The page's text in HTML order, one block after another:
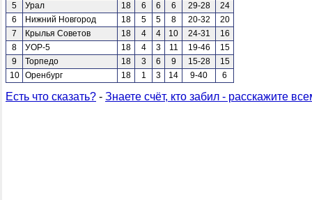
5
Урал 18 6 6 6 29-28
24
6
Нижний Новгород 18 5 5 8 20-32
20
7
Крылья Советов 18 4 4 10 24-31
16
8
УОР-5 18 4 3 11 19-46
15
9
Торпедо 18 3 6 9 15-28
15
10
Оренбург 18 1 3 14 9-40 6
Есть что сказать? - Знаете счёт, кто забил - расскажите